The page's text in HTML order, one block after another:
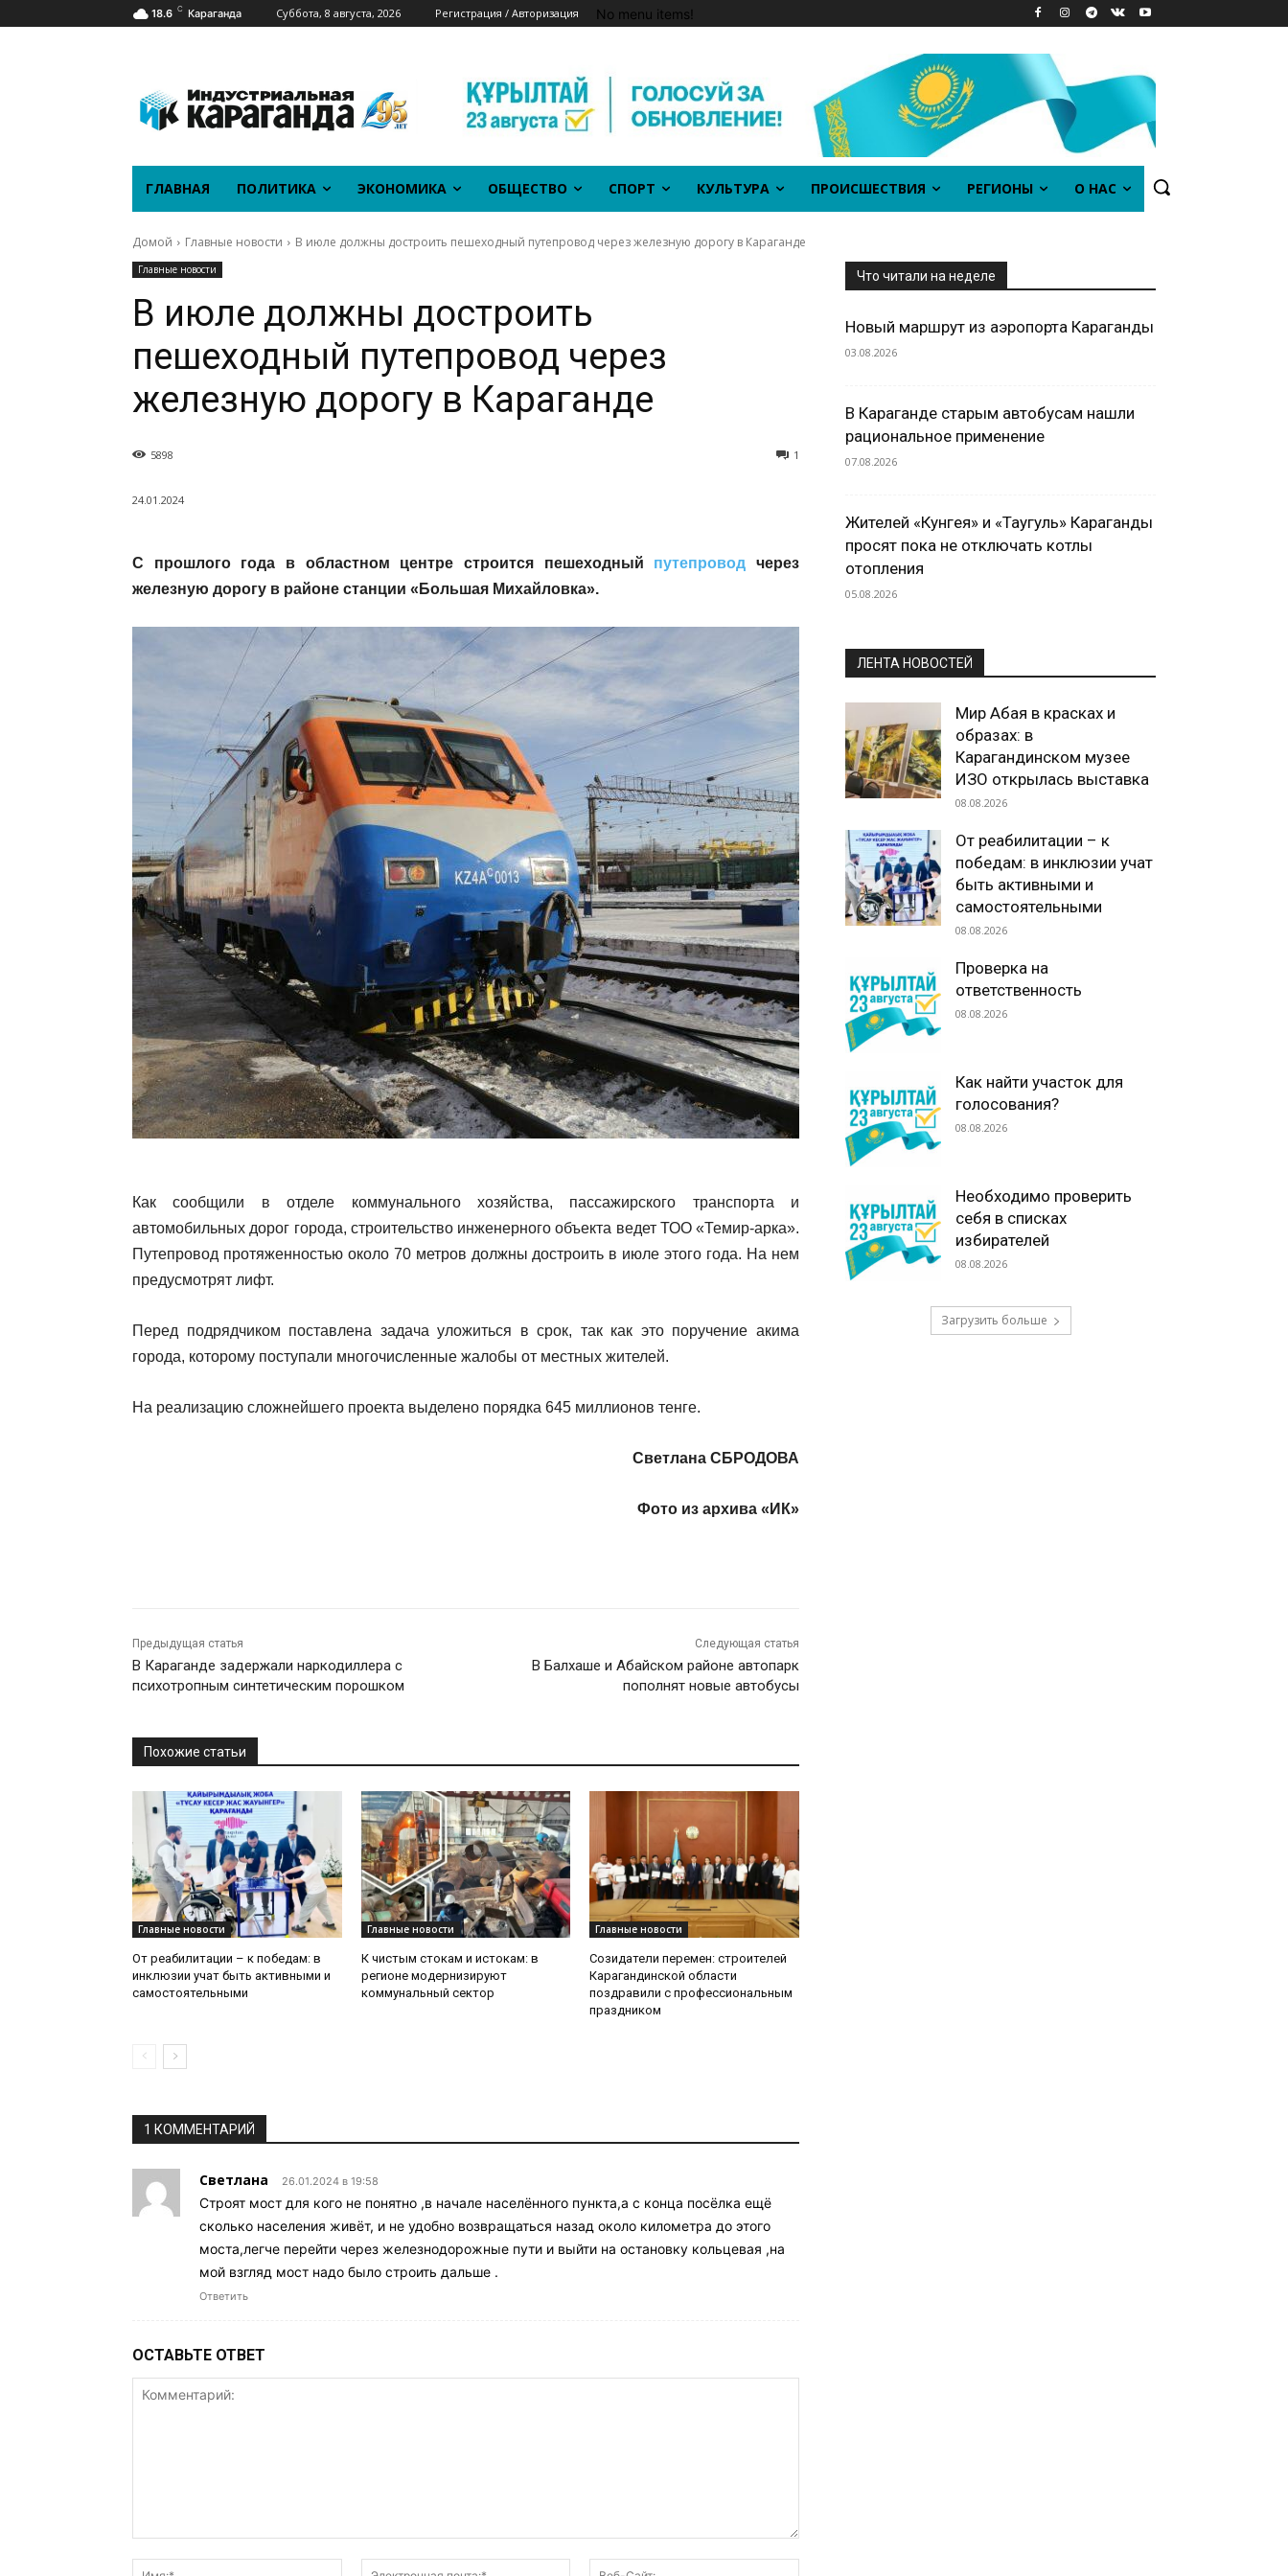
18.6 C Караганда Суббота, 8 августа, 2026 Регистрация / Авторизация No menu items!
ГЛАВНАЯ ПОЛИТИКА ЭКОНОМИКА ОБЩЕСТВО СПОРТ КУЛЬТУРА ПРОИСШЕСТВИЯ РЕГИОНЫ О НАС
Домой Главные новости В июле должны достроить пешеходный путепровод через железную дорогу в Караганде
Главные новости
В июле должны достроить
пешеходный путепровод через
железную дорогу в Караганде
1
5898
24.01.2024
С прошлого года в областном центре строится пешеходный путепровод через
железную дорогу в районе станции «Большая Михайловка».
Как сообщили в отделе коммунального хозяйства, пассажирского транспорта и
автомобильных дорог города, строительство инженерного объекта ведет ТОО «Темир-арка».
Путепровод протяженностью около 70 метров должны достроить в июле этого года. На нем
предусмотрят лифт.
Перед подрядчиком поставлена задача уложиться в срок, так как это поручение акима
города, которому поступали многочисленные жалобы от местных жителей.
На реализацию сложнейшего проекта выделено порядка 645 миллионов тенге.
Светлана СБРОДОВА
Фото из архива «ИК»
Предыдущая статья
В Караганде задержали наркодиллера с
психотропным синтетическим порошком
Следующая статья
В Балхаше и Абайском районе автопарк
пополнят новые автобусы
Похожие статьи
Главные новости
От реабилитации – к победам: в
инклюзии учат быть активными и
самостоятельными
Главные новости
К чистым стокам и истокам: в
регионе модернизируют
коммунальный сектор
Главные новости
Созидатели перемен: строителей
Карагандинской области
поздравили с профессиональным
праздником
1 КОММЕНТАРИЙ
Светлана 26.01.2024 в 19:58
Строят мост для кого не понятно ,в начале населённого пункта,а с конца посёлка ещё
сколько населения живёт, и не удобно возвращаться назад около километра до этого
моста,легче перейти через железнодорожные пути и выйти на остановку кольцевая ,на
мой взгляд мост надо было строить дальше .
Ответить
ОСТАВЬТЕ ОТВЕТ
Имя:*
Электронная
Что читали на неделе
Новый маршрут из аэропорта Караганды
03.08.2026
В Караганде старым автобусам нашли
рациональное применение
07.08.2026
Жителей «Кунгея» и «Таугуль» Караганды
просят пока не отключать котлы
отопления
05.08.2026
ЛЕНТА НОВОСТЕЙ
Мир Абая в красках и
образах: в
Карагандинском музее
ИЗО открылась выставка
08.08.2026
От реабилитации – к
победам: в инклюзии учат
быть активными и
самостоятельными
08.08.2026
Проверка на
ответственность
08.08.2026
Как найти участок для
голосования?
08.08.2026
Необходимо проверить
себя в списках
избирателей
08.08.2026
Загрузить больше